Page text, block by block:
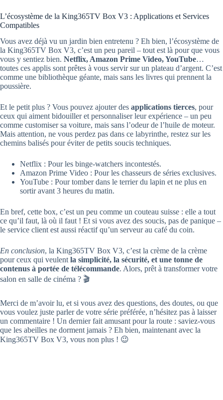
L’écosystème de la King365TV Box V3 : Applications et Services
Compatibles
Vous avez déjà vu un jardin bien entretenu ? Eh bien, l’écosystème de
la King365TV Box V3, c’est un peu pareil – tout est là pour que vous
vous y sentiez bien. Netflix, Amazon Prime Video, YouTube…
toutes ces applis sont prêtes à vous servir sur un plateau d’argent. C’est
comme une bibliothèque géante, mais sans les livres qui prennent la
poussière.
Et le petit plus ? Vous pouvez ajouter des applications tierces, pour
ceux qui aiment bidouiller et personnaliser leur expérience – un peu
comme customiser sa voiture, mais sans l’odeur de l’huile de moteur.
Mais attention, ne vous perdez pas dans ce labyrinthe, restez sur les
chemins balisés pour éviter de petits soucis techniques.
Netflix : Pour les binge-watchers incontestés.
Amazon Prime Video : Pour les chasseurs de séries exclusives.
YouTube : Pour tomber dans le terrier du lapin et ne plus en
sortir avant 3 heures du matin.
En bref, cette box, c’est un peu comme un couteau suisse : elle a tout
ce qu’il faut, là où il faut ! Et si vous avez des soucis, pas de panique –
le service client est aussi réactif qu’un serveur au café du coin.
En conclusion, la King365TV Box V3, c’est la crème de la crème
pour ceux qui veulentla simplicité, la sécurité, et une tonne de
contenus à portée de télécommande. Alors, prêt à transformer votre
salon en salle de cinéma ? 🎬
Merci de m’avoir lu, et si vous avez des questions, des doutes, ou que
vous voulez juste parler de votre série préférée, n’hésitez pas à laisser
un commentaire ! Un dernier fait amusant pour la route : saviez-vous
que les abeilles ne dorment jamais ? Eh bien, maintenant avec la
King365TV Box V3, vous non plus ! 😉